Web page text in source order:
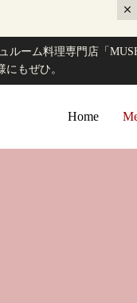
ルーム料理専門店「
もぜひ。
Home